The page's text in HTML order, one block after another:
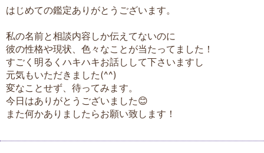
はじめての鑑定ありがとうございます。
私の名前と相談内容しか伝えてないのに
彼の性格や現状、色々なことが当たってました！
すごく明るくハキハキお話しして下さいますし
元気もいただきました(^^)
変なことせず、待ってみます。
今日はありがとうございました😊
また何かありましたらお願い致します！